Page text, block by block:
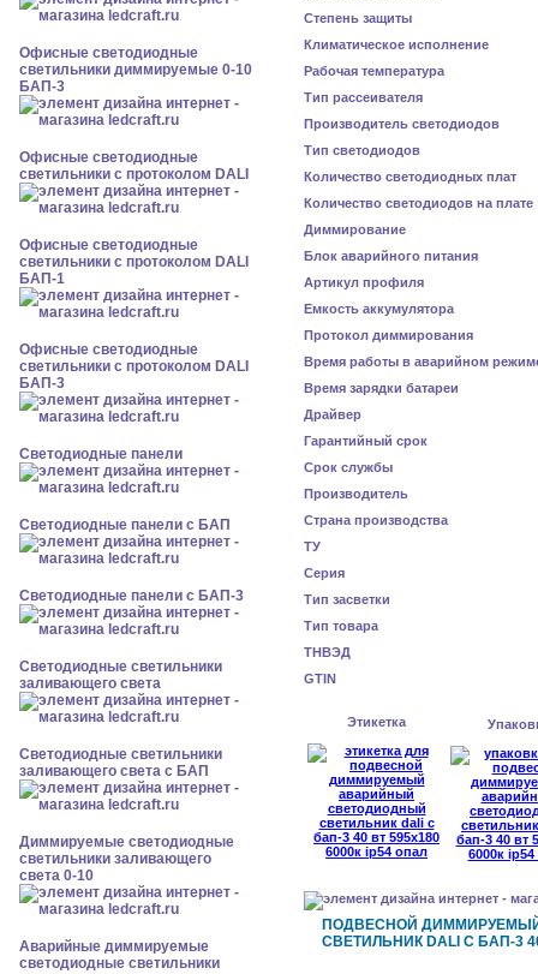
Офисные светодиодные
светильники диммируемые 0-10
БАП-3
Офисные светодиодные
светильники с протоколом DALI
Офисные светодиодные
светильники с протоколом DALI
БАП-1
Офисные светодиодные
светильники с протоколом DALI
БАП-3
Cветодиодные панели
Cветодиодные панели с БАП
Cветодиодные панели с БАП-3
Светодиодные светильники
заливающего света
Светодиодные светильники
заливающего света с БАП
Диммируемые светодиодные
светильники заливающего
света 0-10
Аварийные диммируемые
светодиодные светильники
Степень защиты
Климатическое исполнение
Рабочая температура
Тип рассеивателя
Производитель светодиодов
Тип светодиодов
Количество светодиодных плат
Количество светодиодов на плате
Диммирование
Блок аварийного питания
Артикул профиля
Емкость аккумулятора
Протокол диммирования
Время работы в аварийном
Время зарядки батареи
Драйвер
Гарантийный срок
Срок службы
Производитель
Страна производства
ТУ
Серия
Тип засветки
Тип товара
ТНВЭД
GTIN
Этикетка
ПОДВЕСНОЙ
СВЕТИЛЬНИК DALI С БАП-3